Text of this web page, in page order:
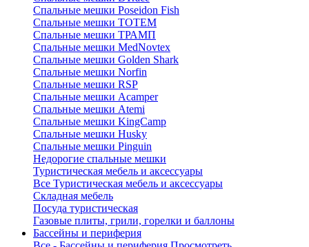
Спальные мешки Poseidon Fish
Спальные мешки ТОТЕМ
Спальные мешки ТРАМП
Cпальные мешки MedNovtex
Спальные мешки Golden Shark
Спальные мешки Norfin
Спальные мешки RSP
Спальные мешки Acamper
Спальные мешки Atemi
Спальные мешки KingCamp
Спальные мешки Husky
Спальные мешки Pinguin
Недорогие спальные мешки
Туристическая мебель и аксессуары
Все Туристическая мебель и аксессуары
Складная мебель
Посуда туристическая
Газовые плиты, грили, горелки и баллоны
Бассейны и периферия